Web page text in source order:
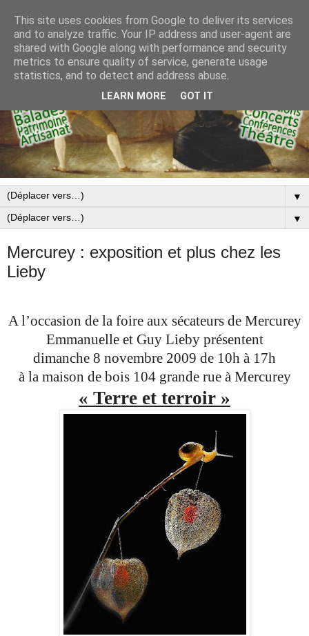
▼
▼
Mercurey : exposition et plus chez les
Lieby
A l’occasion de la foire aux sécateurs de Mercurey
Emmanuelle et Guy Lieby présentent
dimanche 8 novembre 2009 de 10h à 17h
à la maison de bois 104 grande rue à Mercurey
« Terre et terroir »
This site uses cookies from Google to deliver its services
and to analyze traffic. Your IP address and user-agent are
shared with Google along with performance and security
metrics to ensure quality of service, generate usage
statistics, and to detect and address abuse.
LEARN MORE GOT IT